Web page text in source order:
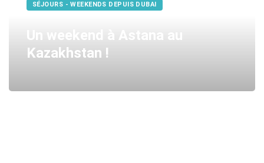
SÉJOURS - WEEKENDS DEPUIS DUBAI
Un weekend à Astana au
Kazakhstan !